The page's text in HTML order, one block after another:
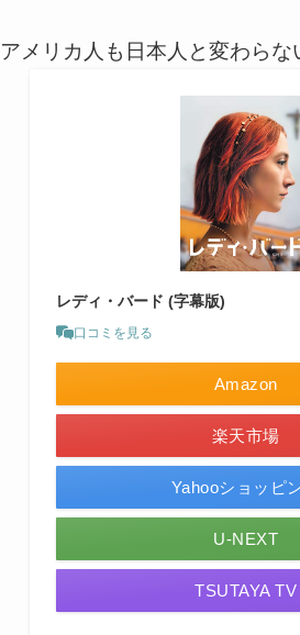
アメリカ人も日本人と変わら
レディ・バード (字幕版)
口コミを見る
Amazon
楽天市場
Yahooショッピ
U-NEXT
TSUTAYA TV